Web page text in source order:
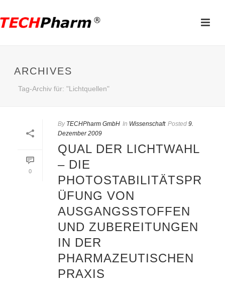
ARCHIVES
Tag-Archiv für: "Lichtquellen"
0
By TECHPharm GmbH In Wissenschaft Posted 9.
Dezember 2009
QUAL DER LICHTWAHL
– DIE
PHOTOSTABILITÄTSPR
ÜFUNG VON
AUSGANGSSTOFFEN
UND ZUBEREITUNGEN
IN DER
PHARMAZEUTISCHEN
PRAXIS